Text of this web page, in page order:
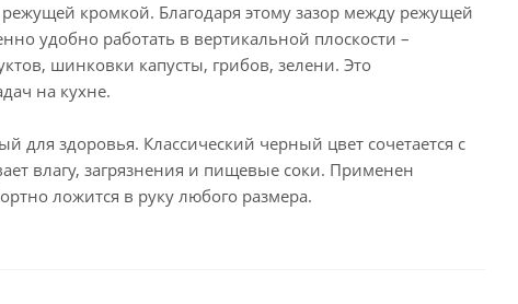
кромкой. Благодаря этому зазор между режущей
удобно работать в вертикальной плоскости –
шинковки капусты, грибов, зелени. Это
на кухне.
здоровья. Классический черный цвет сочетается с
влагу, загрязнения и пищевые соки. Применен
ложится в руку любого размера.